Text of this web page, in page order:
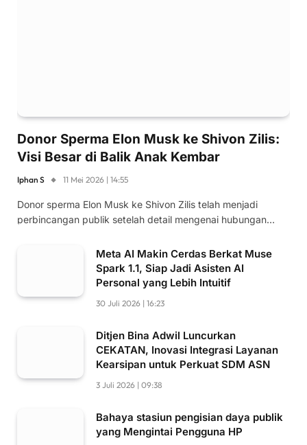
Donor Sperma Elon Musk ke Shivon Zilis:
Visi Besar di Balik Anak Kembar
Iphan S 11 Mei 2026 | 14:55
Donor sperma Elon Musk ke Shivon Zilis telah menjadi
perbincangan publik setelah detail mengenai hubungan…
Meta AI Makin Cerdas Berkat Muse
Spark 1.1, Siap Jadi Asisten AI
Personal yang Lebih Intuitif
30 Juli 2026 | 16:23
Ditjen Bina Adwil Luncurkan
CEKATAN, Inovasi Integrasi Layanan
Kearsipan untuk Perkuat SDM ASN
3 Juli 2026 | 09:38
Bahaya stasiun pengisian daya publik
yang Mengintai Pengguna HP